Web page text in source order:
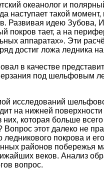
океанолог и
наступает такой момент,
Развивая идею Зубова,
покров тает, а на
аппаратах». Эти
достиг ложа ледника
в качестве
под шельфовым
исследований
на нижней
них, которая больше
Вопрос этот далеко не
ледникового покрова и
районов побережья
веков. Анализ
вопрос.